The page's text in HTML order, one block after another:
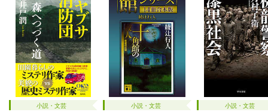
小説・文芸 小説・文芸 小説・文芸